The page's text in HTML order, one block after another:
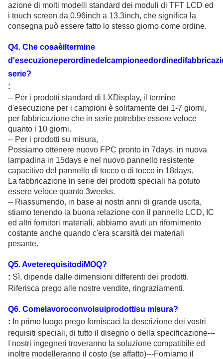
azione di molti modelli standard dei moduli di TFT LCD ed
i touch screen da 0.96inch a 13.3inch, che significa la
consegna può essere fatto lo stesso giorno come ordine.
Q4. Che cosaèiltermine
serie?
:
-- Per i prodotti standard di LXDisplay, il termine
d'esecuzione per i campioni è solitamente dei 1-7 giorni,
per fabbricazione che in serie potrebbe essere veloce
quanto i 10 giorni.
-- Per i prodotti su misura,
Possiamo ottenere nuovo FPC pronto in 7days, in nuova
lampadina in 15days e nel nuovo pannello resistente
capacitivo del pannello di tocco o di tocco in 18days.
La fabbricazione in serie dei prodotti speciali ha potuto
essere veloce quanto 3weeks.
-- Riassumendo, in base ai nostri anni di grande uscita,
stiamo tenendo la buona relazione con il pannello LCD, IC
ed altri fornitori materiali, abbiamo avuti un rifornimento
costante anche quando c'era scarsità dei materiali
pesante.
Q5. AveterequisitodiMOQ?
: Sì, dipende dalle dimensioni differenti dei prodotti.
Riferisca prego alle nostre vendite, ringraziamenti.
Q6. Comelavoroconvoisuiprodottisu misura?
: In primo luogo prego forniscaci la descrizione dei vostri
requisiti speciali, di tutto il disegno o della specificazione---
I nostri ingegneri troveranno la soluzione compatibile ed
inoltre modelleranno il costo (se affatto)---Forniamo il